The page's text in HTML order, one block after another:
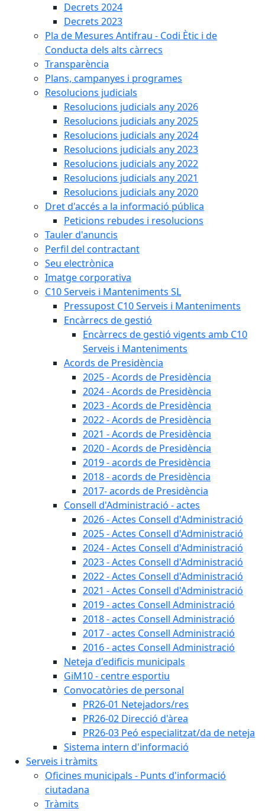
Decrets 2024
Decrets 2023
Pla de Mesures Antifrau - Codi Ètic i de
Conducta dels alts càrrecs
Transparència
Plans, campanyes i programes
Resolucions judicials
Resolucions judicials any 2026
Resolucions judicials any 2025
Resolucions judicials any 2024
Resolucions judicials any 2023
Resolucions judicials any 2022
Resolucions judicials any 2021
Resolucions judicials any 2020
Dret d'accés a la informació pública
Peticions rebudes i resolucions
Tauler d'anuncis
Perfil del contractant
Seu electrònica
Imatge corporativa
C10 Serveis i Manteniments SL
Pressupost C10 Serveis i Manteniments
Encàrrecs de gestió
Encàrrecs de gestió vigents amb C10
Serveis i Manteniments
Acords de Presidència
2025 - Acords de Presidència
2024 - Acords de Presidència
2023 - Acords de Presidència
2022 - Acords de Presidència
2021 - Acords de Presidència
2020 - Acords de Presidència
2019 - acords de Presidència
2018 - acords de Presidència
2017- acords de Presidència
Consell d'Administració - actes
2026 - Actes Consell d'Administració
2025 - Actes Consell d'Administració
2024 - Actes Consell d'Administració
2023 - Actes Consell d'Administració
2022 - Actes Consell d'Administració
2021 - Actes Consell d'Administració
2019 - actes Consell Administració
2018 - actes Consell Administració
2017 - actes Consell Administració
2016 - actes Consell Administració
Neteja d'edificis municipals
GiM10 - centre esportiu
Convocatòries de personal
PR26-01 Netejadors/res
PR26-02 Direcció d'àrea
PR26-03 Peó especialitzat/da de neteja
Sistema intern d'informació
Serveis i tràmits
Oficines municipals - Punts d'informació
ciutadana
Tràmits